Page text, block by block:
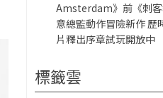
Amsterdam》前《刺
意總監動作冒險新作 歷
片釋出序章試玩開放中
標籤雲